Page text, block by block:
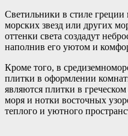
Светильники в стиле
морских звезд или других
оттенки света создадут
наполнив его уютом и
Кроме того, в
плитки в оформлении
являются плитки в
моря и нотки восточных
теплого и уютного